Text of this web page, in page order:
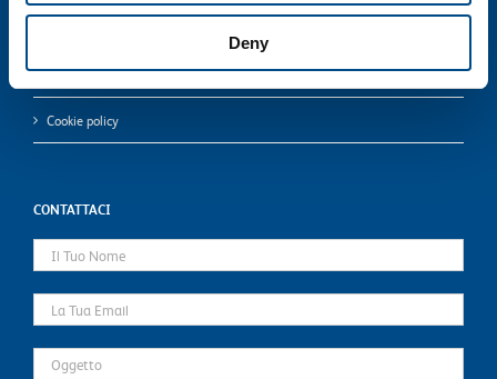
Deny
Privacy policy
Cookie policy
CONTATTACI